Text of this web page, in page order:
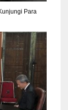
Para